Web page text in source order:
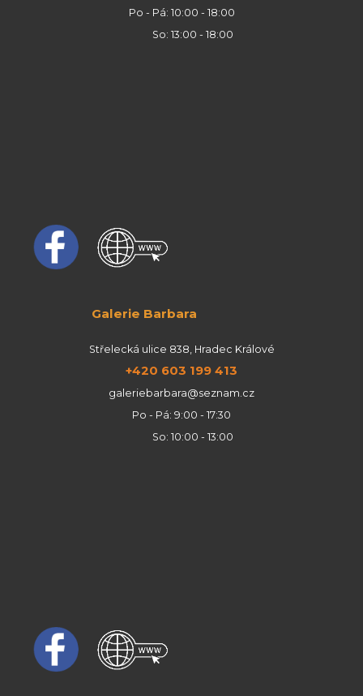
Po - Pá: 10:00 - 18:00
So: 13:00 - 18:00
Galerie Barbara
Střelecká ulice 838, Hradec Králové
+420 603 199 413
galeriebarbara@seznam.cz
Po - Pá: 9:00 - 17:30
So: 10:00 - 13:00